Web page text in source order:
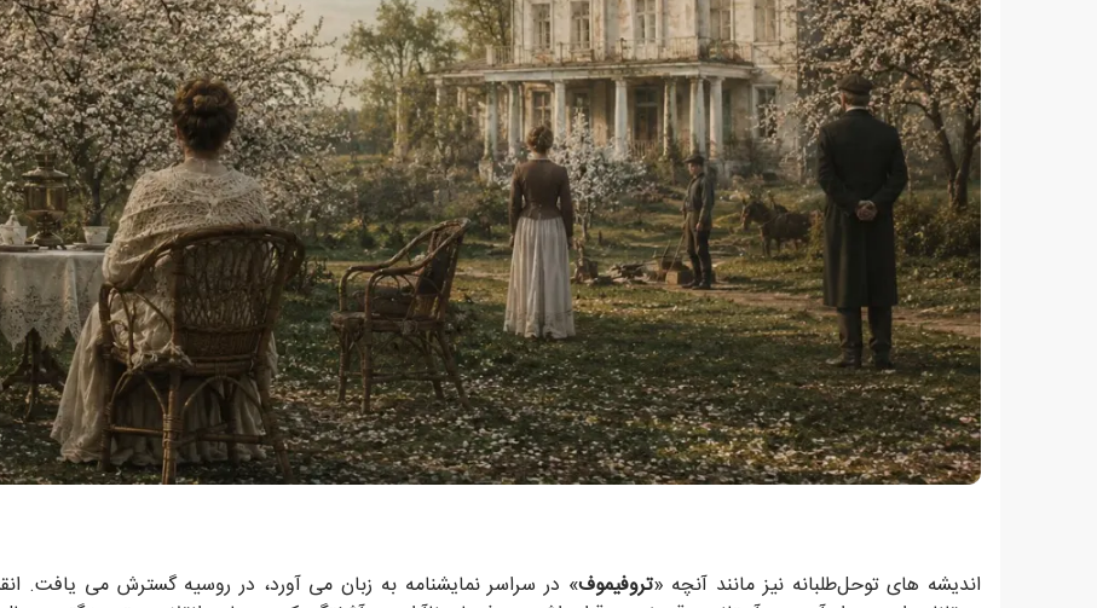
اندیشه های توحل‌طلبانه نیز مانند آنچه «تروفیموف